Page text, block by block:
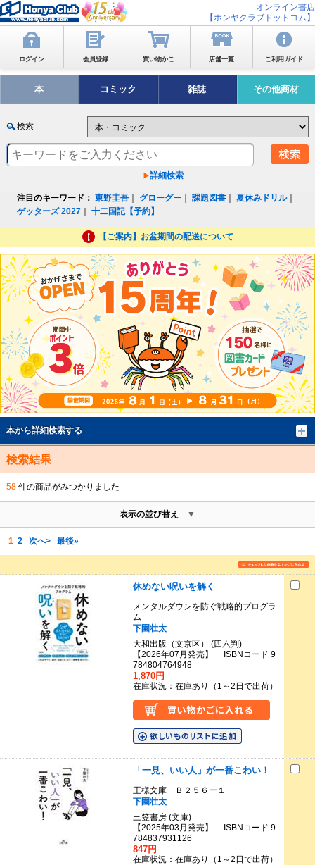
オンライン書店
【ホンヤクラブドットコム】
ログイン 会員登録 買い物かご 店舗一覧 ご利用ガイド
本 コミック 雑誌 その他商材
検索
詳細検索
注目のキーワード： 東野圭吾 グローグー ｜課題図書 ｜夏休みドリル｜
ゲッターズ 2027 ｜十二国記【予約】
【ご案内】お盆期間の配送について
本から詳細検索する
検索結果
58件の商品がみつかりました
表示の並び替え
1 2 次へ> 最後»
休めない呪いを解く
メンタルダウンを防ぐ戦略的プログラ
ム
下園壮太
大和出版（文京区） (四六判)
【2026年07月発売】 ISBNコード 9
784804764948
1,870円
在庫状況：在庫あり（1～2日で出荷）
「一見、いい人」が一番こわい！
王様文庫 Ｂ２５６ー１
下園壮太
三笠書房 (文庫)
【2025年03月発売】 ISBNコード 9
784837931126
847円
在庫状況：在庫あり（1～2日で出荷）